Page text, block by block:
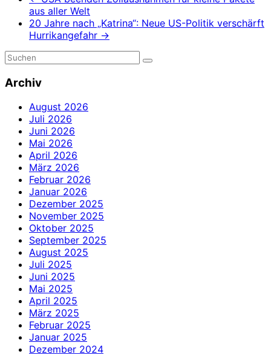
aus aller Welt
20 Jahre nach „Katrina“: Neue US-Politik verschärft
Hurrikangefahr →
Archiv
August 2026
Juli 2026
Juni 2026
Mai 2026
April 2026
März 2026
Februar 2026
Januar 2026
Dezember 2025
November 2025
Oktober 2025
September 2025
August 2025
Juli 2025
Juni 2025
Mai 2025
April 2025
März 2025
Februar 2025
Januar 2025
Dezember 2024